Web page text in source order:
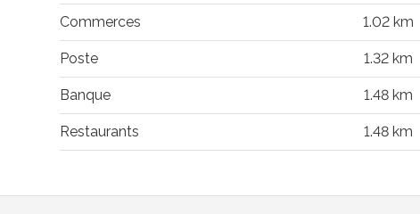
Commerces 1.02 km
Poste 1.32 km
Banque 1.48 km
Restaurants 1.48 km